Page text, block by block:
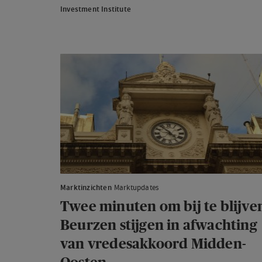
Investment Institute
te
blijven:
Beurzen
stijgen
in
afwachting
van
vredesakkoord
Midden-
Marktinzichten Marktupdates
Twee minuten om bij te
Beurzen stijgen in afwachting
van vredesakkoord Midden-